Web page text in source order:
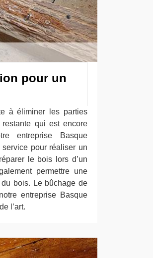
pour un
à éliminer les parties
qui est encore
entreprise Basque
pour réaliser un
le bois lors d’un
permettre une
bois. Le bûchage de
entreprise Basque
l’art.